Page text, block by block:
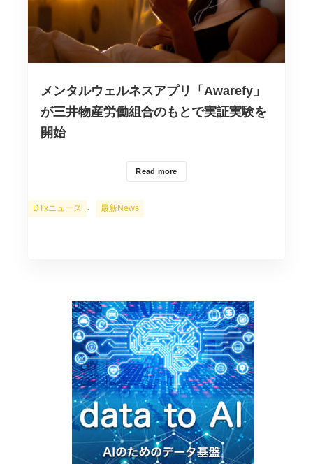
メンタルウェルネスアプリ「Awarefy」
が三井物産労働組合のもとで実証実験を
開始
Read more
カ
テ
DTxニュース 最新News